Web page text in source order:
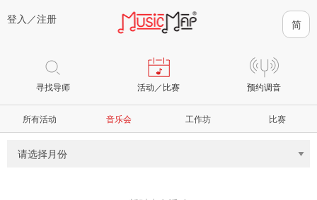
登入／注册
寻找导师 活动／比赛 预约调音
所有活动 音乐会 工作坊 比赛